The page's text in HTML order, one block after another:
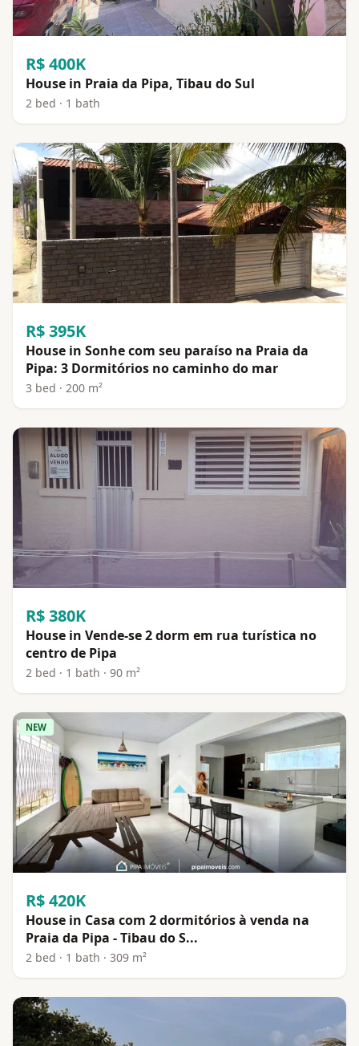
R$ 400K
House in Praia da Pipa, Tibau do Sul
2 bed · 1 bath
R$ 395K
House in Sonhe com seu paraíso na Praia da
Pipa: 3 Dormitórios no caminho do mar
3 bed · 200 m²
R$ 380K
House in Vende-se 2 dorm em rua turística no
centro de Pipa
2 bed · 1 bath · 90 m²
NEW
R$ 420K
House in Casa com 2 dormitórios à venda na
Praia da Pipa - Tibau do S...
2 bed · 1 bath · 309 m²